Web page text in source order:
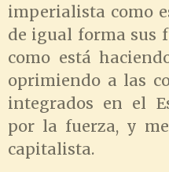
imperialista como
de igual forma sus
como está
oprimiendo a las
integrados en el
por la fuerza, y
capitalista.